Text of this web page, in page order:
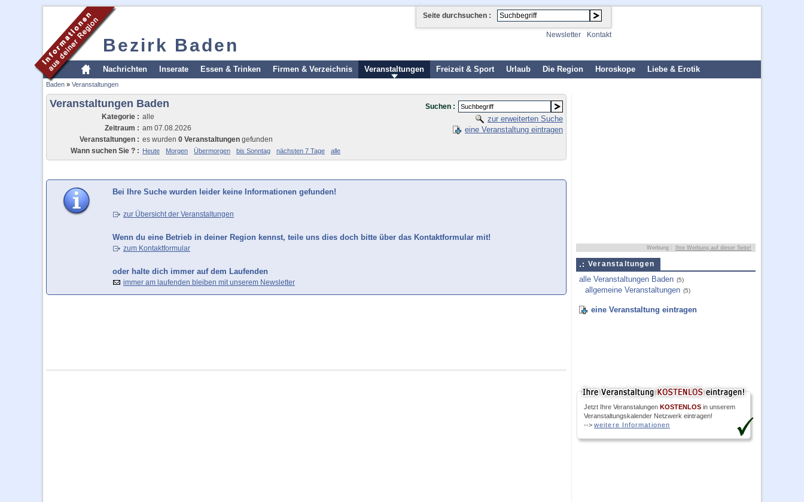
Bezirk Baden
Seite durchsuchen :
Newsletter Kontakt
Nachrichten Inserate Essen & Trinken Firmen & Verzeichnis Veranstaltungen Freizeit & Sport Urlaub Die Region Horoskope Liebe & Erotik
Baden » Veranstaltungen
Veranstaltungen Baden
Kategorie : alle
Zeitraum : am 07.08.2026
Veranstaltungen : es wurden 0 Veranstaltungen gefunden
Wann suchen Sie ? : Heute Morgen Übermorgen bis Sonntag nächsten 7 Tage alle
Suchen :
zur erweiterten Suche
eine Veranstaltung eintragen
Bei Ihre Suche wurden leider keine Informationen gefunden!
zur Übersicht der Veranstaltungen
Wenn du eine Betrieb in deiner Region kennst, teile uns dies doch bitte über das Kontaktformular mit!
zum Kontaktformular
oder halte dich immer auf dem Laufenden
immer am laufenden bleiben mit unserem Newsletter
Werbung : Ihre Werbung auf dieser Seite!
Veranstaltungen
alle Veranstaltungen Baden (5)
allgemeine Veranstaltungen (5)
eine Veranstaltung eintragen
Jetzt Ihre Veranstalungen KOSTENLOS in unserem
Veranstaltungskalender Netzwerk eintragen!
--> weitere Informationen